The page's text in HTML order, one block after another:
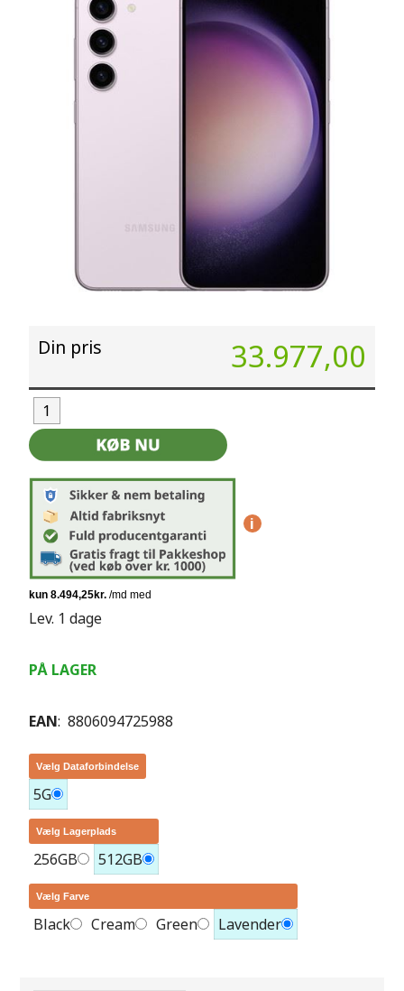
Din pris 33.977,00
i
Lev. 1 dage
PÅ LAGER
EAN: 8806094725988
Vælg Dataforbindelse
5G
Vælg Lagerplads
256GB 512GB
Vælg Farve
Black Cream Green Lavender